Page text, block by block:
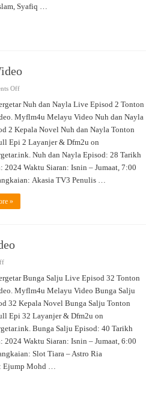
Syafiq …
Offon
dan
Live
2
Tonton
Drama
Video
Nuh dan Nayla Live Episod 2 Tonton
Myflm4u Melayu Video Nuh dan Nayla
2 Kepala Novel Nuh dan Nayla Tonton
Epi 2 Layanjer & Dfm2u on
Nuh dan Nayla Episod: 28 Tarikh
2024 Waktu Siaran: Isnin – Jumaat, 7:00
Akasia TV3 Penulis …
»
on
Salju
Live
Episod
Tonton
Drama
Video
Bunga Salju Live Episod 32 Tonton
Myflm4u Melayu Video Bunga Salju
32 Kepala Novel Bunga Salju Tonton
Epi 32 Layanjer & Dfm2u on
Bunga Salju Episod: 40 Tarikh
2024 Waktu Siaran: Isnin – Jumaat, 6:00
Slot Tiara – Astro Ria
Ejump Mohd …